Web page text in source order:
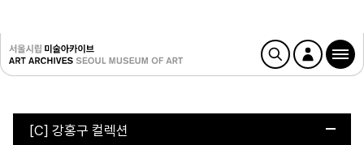
[C] 강홍구 컬렉션